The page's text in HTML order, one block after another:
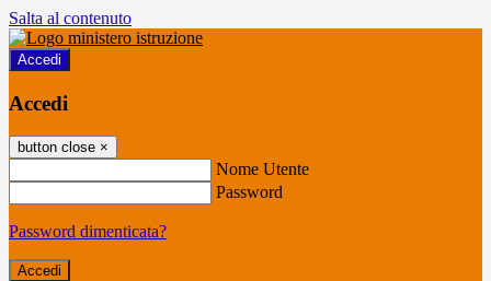
Salta al contenuto
Accedi
Accedi
button close ×
Nome Utente
Password
Password dimenticata?